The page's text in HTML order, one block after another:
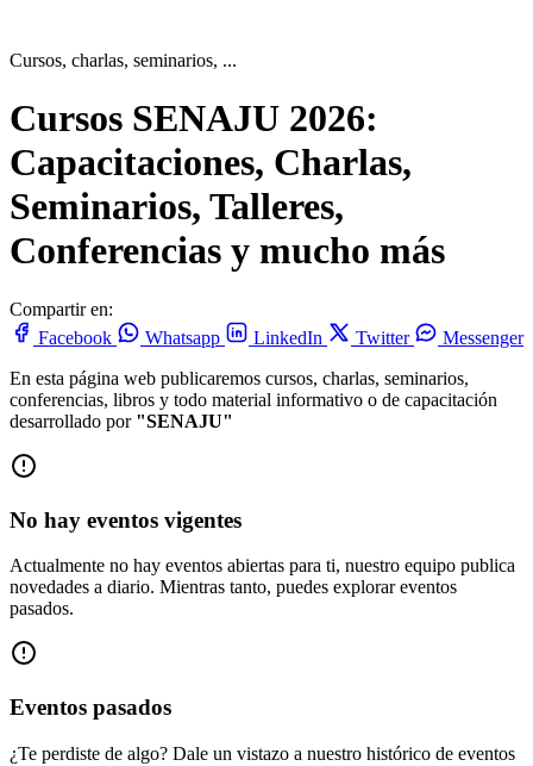
Cursos, charlas, seminarios, ...
Cursos SENAJU 2026:
Capacitaciones, Charlas,
Seminarios, Talleres,
Conferencias y mucho más
Compartir en:
Facebook
Whatsapp LinkedIn Twitter
Messenger
En esta página web publicaremos cursos, charlas, seminarios,
conferencias, libros y todo material informativo o de capacitación
desarrollado por "SENAJU"
No hay eventos vigentes
Actualmente no hay eventos abiertas para ti, nuestro equipo publica
novedades a diario. Mientras tanto, puedes explorar eventos
pasados.
Eventos pasados
¿Te perdiste de algo? Dale un vistazo a nuestro histórico de eventos